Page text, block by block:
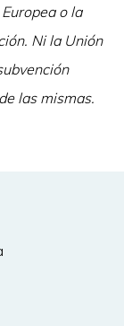
o la
Ni la Unión
las mismas.